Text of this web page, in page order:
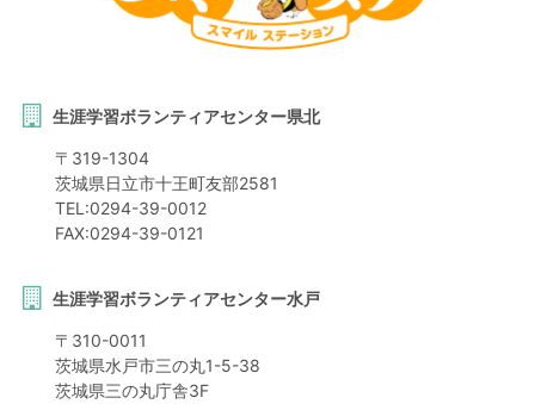
生涯学習ボランティアセンター県北
〒 319-1304
茨城県日立市十王町友部2581
TEL:0294-39-0012
FAX:0294-39-0121
生涯学習ボランティアセンター水戸
〒 310-0011
茨城県水戸市三の丸1-5-38
茨城県三の丸庁舎3F